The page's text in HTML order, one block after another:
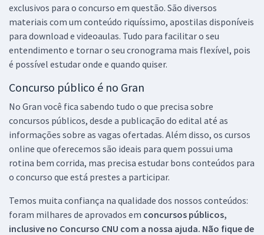
exclusivos para o concurso em questão. São diversos
materiais com um conteúdo riquíssimo, apostilas disponíveis
para download e videoaulas. Tudo para facilitar o seu
entendimento e tornar o seu cronograma mais flexível, pois
é possível estudar onde e quando quiser.
Concurso público é no Gran
No Gran você fica sabendo tudo o que precisa sobre
concursos públicos, desde a publicação do edital até as
informações sobre as vagas ofertadas. Além disso, os cursos
online que oferecemos são ideais para quem possui uma
rotina bem corrida, mas precisa estudar bons conteúdos para
o concurso que está prestes a participar.
Temos muita confiança na qualidade dos nossos conteúdos:
foram milhares de aprovados em concursos públicos,
inclusive no Concurso CNU com a nossa ajuda. Não fique de